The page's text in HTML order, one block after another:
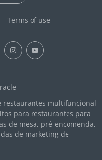
Terms of use
restaurantes multifuncional
para restaurantes para
de mesa, pré-encomenda,
de marketing de